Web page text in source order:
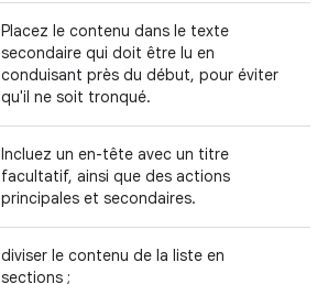
Placez le contenu dans le texte
secondaire qui doit être lu en
conduisant près du début, pour éviter
qu'il ne soit tronqué.
Incluez un en-tête avec un titre
facultatif, ainsi que des actions
principales et secondaires.
diviser le contenu de la liste en
sections ;